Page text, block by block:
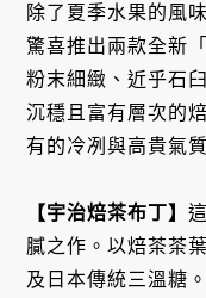
除了夏季水果的風
驚喜推出兩款全新
粉末細緻、近乎石
沉穩且富有層次的
有的冷冽與高貴氣質
【宇治焙茶布丁】
膩之作。以焙茶茶
及日本傳統三溫糖